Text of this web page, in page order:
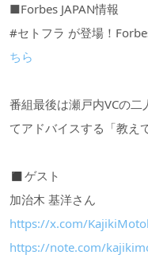
■Forbes JAPAN情報
#セトフラ が登場！
ちら
番組最後は瀬戸内VCの
てアドバイスする「教え
◼︎ゲスト
加治木 基洋さん
https://x.com/
https://note.com/